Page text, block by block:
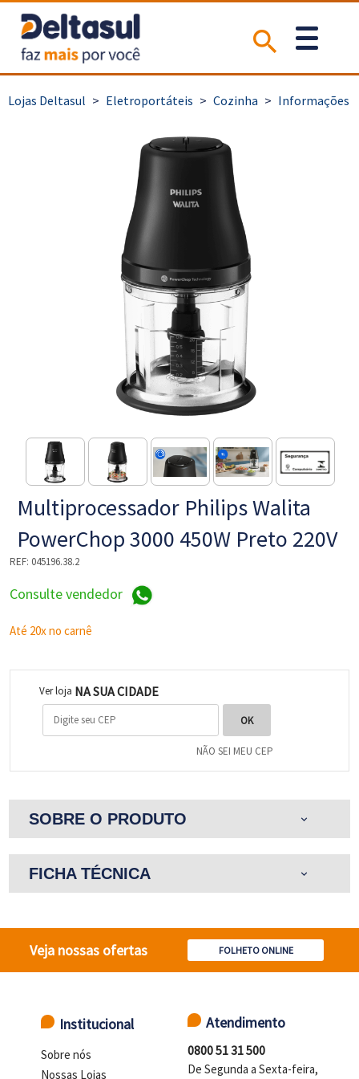
> Eletroportáteis > Cozinha > Informações
Multiprocessador Philips Walita
PowerChop 3000 450W Preto 220V
REF: 045196.38.2
Consulte vendedor
Até 20x no carnê
Ver loja NA SUA CIDADE
NÃO SEI MEU CEP
SOBRE O PRODUTO expand_more
FICHA TÉCNICA expand_more
Veja nossas ofertas FOLHETO ONLINE
Institucional
Sobre nós
Nossas Lojas
Atendimento
0800 51 31 500
De Segunda a Sexta-feira,